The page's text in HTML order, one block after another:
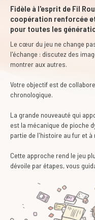
Fidèle à l'esprit de Fil
coopération renforcée
pour toutes les
Le cœur du jeu ne change
l'échange : discutez des
montrer aux autres.
Votre objectif est de
chronologique.
La grande nouveauté qui
est la mécanique de pioche
partie de l'histoire au fur et
Cette approche rend le jeu
dévoile par étapes, vous